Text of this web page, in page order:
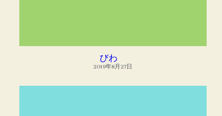
びわ
2019年8月27日